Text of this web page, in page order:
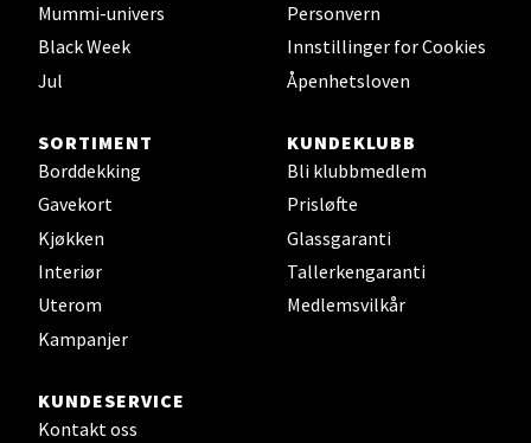
Mummi-univers
Black Week
Jul
Personvern
Innstillinger for Cookies
Åpenhetsloven
SORTIMENT
Borddekking
Gavekort
Kjøkken
Interiør
Uterom
Kampanjer
KUNDEKLUBB
Bli klubbmedlem
Prisløfte
Glassgaranti
Tallerkengaranti
Medlemsvilkår
KUNDESERVICE
Kontakt oss
Sjøfartsgata 2, 7714 Steinkjer
Åpent i dag 10-18
0 i butikk
Leirvik - Stord